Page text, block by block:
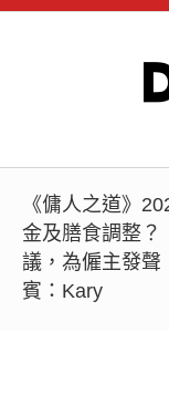
《傭人之道》
金及膳食調整？
議，為僱主發聲
賓：Kary